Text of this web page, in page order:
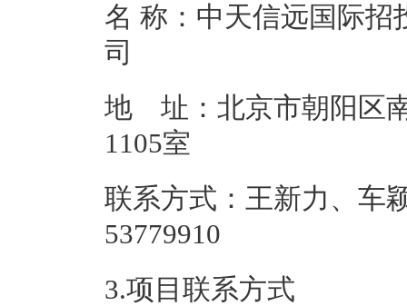
名 称：中天信远国际招
地 址：北京市朝阳区
1105
联系方式：王新力、车
3.项目联系方式